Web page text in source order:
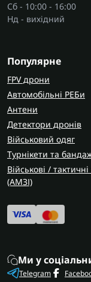
Сб - 10:00 - 16:00
Нд - вихідний
Популярне
FPV дрони
Автомобільні РЕБи
Антени
Детектори дронів
Військовий одяг
Турнікети та
Військові /
(AMЗІ)
Ми у
Telegram